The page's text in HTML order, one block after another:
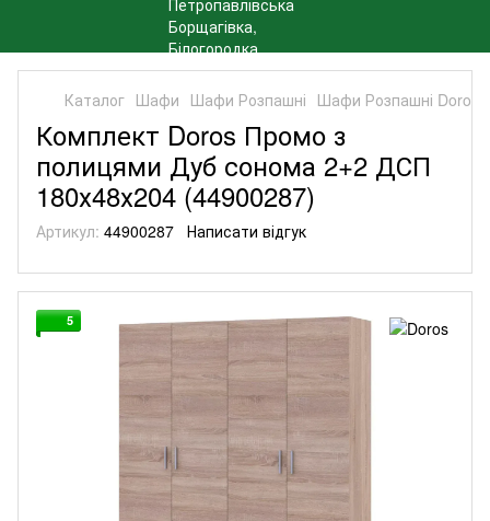
Каталог Шафи Шафи Розпашні Шафи Розпашні Doros
Комплект Doros Промо з
полицями Дуб сонома 2+2 ДСП
180х48х204 (44900287)
Артикул: 44900287 Написати відгук
5